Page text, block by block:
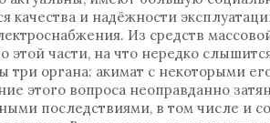
качества и надёжности
Из средств
этой части, на что нередко
три органа: акимат с некоторыми
этого вопроса неоправданно
последствиями, в том числе и